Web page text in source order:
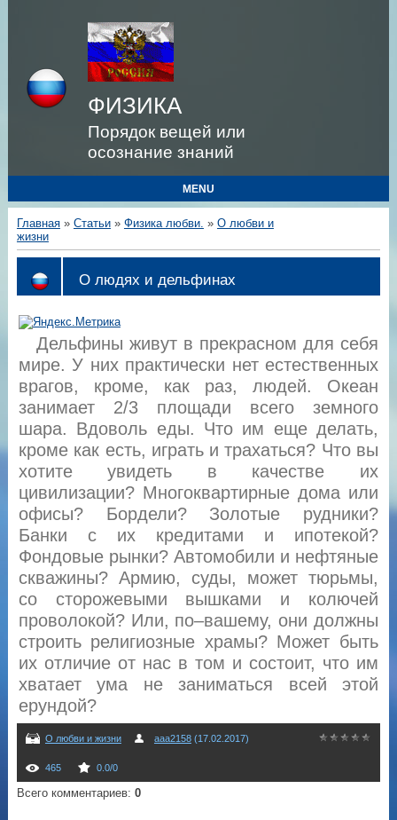
ФИЗИКА
Порядок вещей или
осознание знаний
MENU
Главная» Статьи» Физика любви. » О любви и
жизни
О людях и дельфинах
Дельфины живут в прекрасном для себя
мире. У них практически нет естественных
врагов, кроме, как раз, людей. Океан
занимает 2/3 площади всего земного
шара. Вдоволь еды. Что им еще делать,
кроме как есть, играть и трахаться? Что вы
хотите увидеть в качестве их
цивилизации? Многоквартирные дома или
офисы? Бордели? Золотые рудники?
Банки с их кредитами и ипотекой?
Фондовые рынки? Автомобили и нефтяные
скважины? Армию, суды, может тюрьмы,
со сторожевыми вышками и колючей
проволокой? Или, по–вашему, они должны
строить религиозные храмы? Может быть
их отличие от нас в том и состоит, что им
хватает ума не заниматься всей этой
ерундой?
О любви и жизни aaa2158(17.02.2017)
465 0.0/0
Всего комментариев: 0